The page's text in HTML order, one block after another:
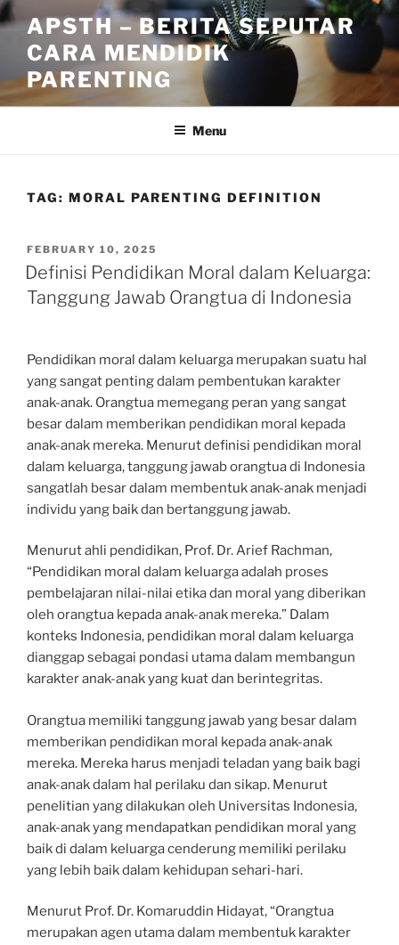
Skip
to
content
APSTH – BERITA SEPUTAR
CARA MENDIDIK
PARENTING
Menu
TAG: MORAL PARENTING DEFINITION
POSTED
ON
FEBRUARY 10, 2025
Definisi Pendidikan Moral dalam Keluarga:
Tanggung Jawab Orangtua di Indonesia
Pendidikan moral dalam keluarga merupakan suatu hal
yang sangat penting dalam pembentukan karakter
anak-anak. Orangtua memegang peran yang sangat
besar dalam memberikan pendidikan moral kepada
anak-anak mereka. Menurut definisi pendidikan moral
dalam keluarga, tanggung jawab orangtua di Indonesia
sangatlah besar dalam membentuk anak-anak menjadi
individu yang baik dan bertanggung jawab.
Menurut ahli pendidikan, Prof. Dr. Arief Rachman,
“Pendidikan moral dalam keluarga adalah proses
pembelajaran nilai-nilai etika dan moral yang diberikan
oleh orangtua kepada anak-anak mereka.” Dalam
konteks Indonesia, pendidikan moral dalam keluarga
dianggap sebagai pondasi utama dalam membangun
karakter anak-anak yang kuat dan berintegritas.
Orangtua memiliki tanggung jawab yang besar dalam
memberikan pendidikan moral kepada anak-anak
mereka. Mereka harus menjadi teladan yang baik bagi
anak-anak dalam hal perilaku dan sikap. Menurut
penelitian yang dilakukan oleh Universitas Indonesia,
anak-anak yang mendapatkan pendidikan moral yang
baik di dalam keluarga cenderung memiliki perilaku
yang lebih baik dalam kehidupan sehari-hari.
Menurut Prof. Dr. Komaruddin Hidayat, “Orangtua
merupakan agen utama dalam membentuk karakter